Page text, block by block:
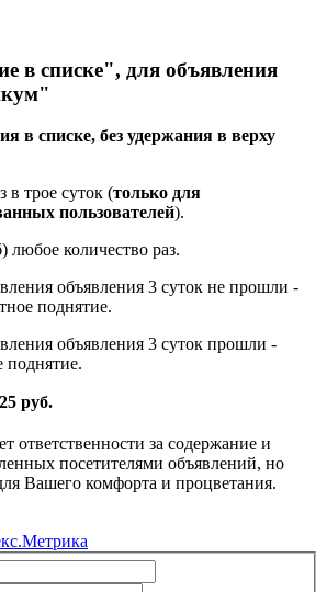
в списке", для объявления
в списке, без удержания в верху
в трое суток (только для
пользователей).
любое количество раз.
объявления 3 суток не прошли -
поднятие.
объявления 3 суток прошли -
поднятие.
руб.
ответственности за содержание и
посетителями объявлений, но
Вашего комфорта и процветания.